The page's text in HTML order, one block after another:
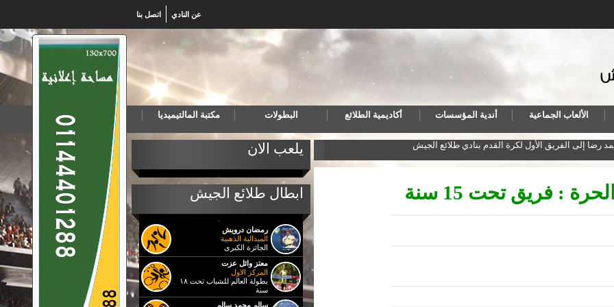
اتصل بنا عن النادي
الألعاب الجماعية أندية المؤسسات أكاديمية الطلائع البطولات مكتبة المالتيميديا
يلعب الان
ابطال طلائع الجيش
رمضان درويش
الميدالية الذهبية
الجائزة الكبرى
معتز وائل عزت
المركز الاول
بطولة العالم للشباب تحت ١٨
سنة
سالم محمد سالم
المنتخب المصري لكرة اليد للناشئين يهزم البرتغال ويتأهل لنهائي بطولة العالم رضا إلى الفريق الأول لكرة القدم بنادي طلائع الجيش
: فريق تحت 15 سنة